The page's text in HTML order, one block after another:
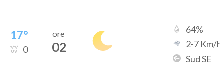
17°
0
ore
02
64%
2-7 Km/
Sud SE